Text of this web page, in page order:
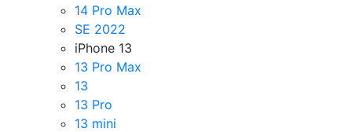
14 Pro Max
SE 2022
iPhone 13
13 Pro Max
13
13 Pro
13 mini